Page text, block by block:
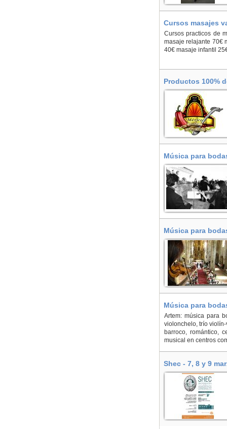
Cursos masajes
Cursos practicos de
masaje relajante 70€
40€ masaje infantil
Productos 100%
Mallorca
Música para
En Cáceres
Música para
En Barcelona
Música para
En Ávila
Artem: música para
violonchelo, trío
barroco, romántico,
musical en centros
Shec - 7, 8 y 9
En Málaga